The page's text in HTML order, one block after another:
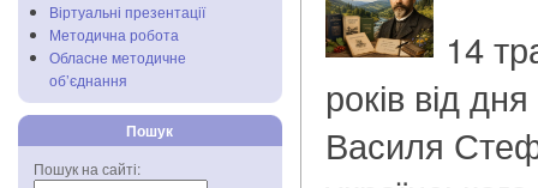
Віртуальні презентації
Методична робота
Обласне методичне
об’єднання
Пошук
Пошук на сайті:
14
років від
Василя